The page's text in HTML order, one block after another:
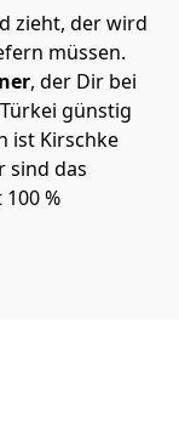
zieht, der wird
müssen.
, der Dir bei
günstig
ist Kirschke
sind das
100 %